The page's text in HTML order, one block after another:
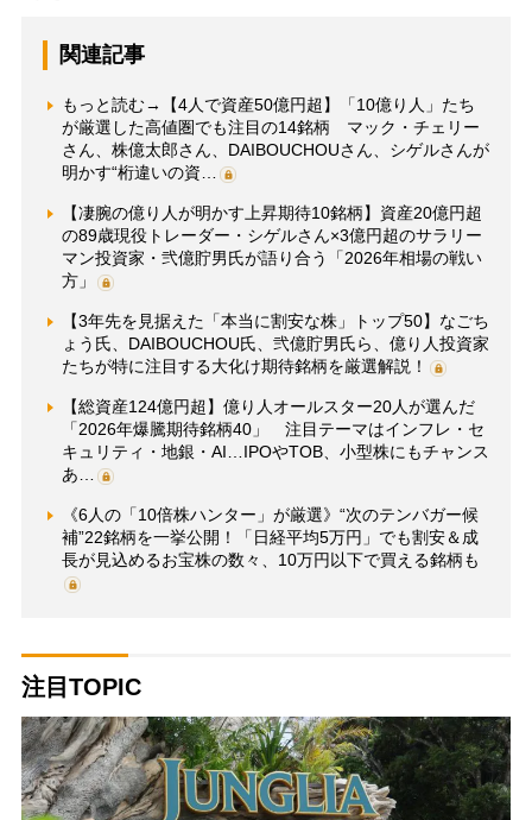
関連記事
もっと読む→【4人で資産50億円超】「10億り人」たち
が厳選した高値圏でも注目の14銘柄 マック・チェリー
さん、株億太郎さん、DAIBOUCHOUさん、シゲルさんが
明かす“桁違いの資…
【凄腕の億り人が明かす上昇期待10銘柄】資産20億円超
の89歳現役トレーダー・シゲルさん×3億円超のサラリー
マン投資家・弐億貯男氏が語り合う「2026年相場の戦い
方」
【3年先を見据えた「本当に割安な株」トップ50】なごち
ょう氏、DAIBOUCHOU氏、弐億貯男氏ら、億り人投資家
たちが特に注目する大化け期待銘柄を厳選解説！
【総資産124億円超】億り人オールスター20人が選んだ
「2026年爆騰期待銘柄40」 注目テーマはインフレ・セ
キュリティ・地銀・AI…IPOやTOB、小型株にもチャンス
あ…
《6人の「10倍株ハンター」が厳選》“次のテンバガー候
補”22銘柄を一挙公開！「日経平均5万円」でも割安＆成
長が見込めるお宝株の数々、10万円以下で買える銘柄も
注目TOPIC